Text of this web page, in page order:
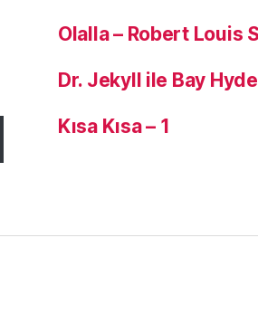
Olalla – Robert Louis
Dr. Jekyll ile Bay
Kısa Kısa – 1